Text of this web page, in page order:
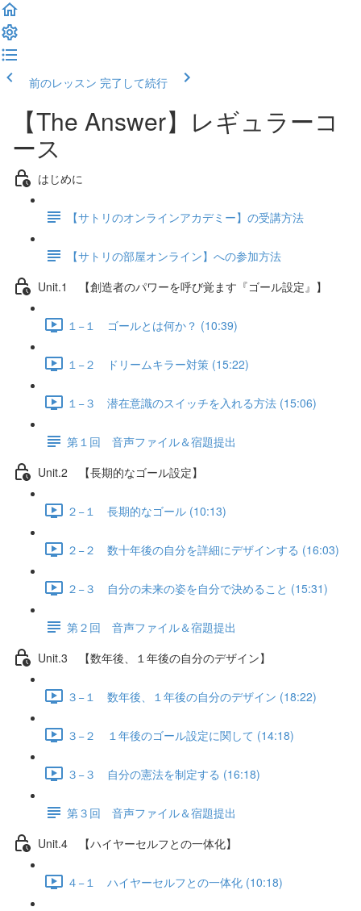
前のレッスン 完了して続行
【The Answer】レギュラーコ
ース
はじめに
【サトリのオンラインアカデミー】の受講方法
【サトリの部屋オンライン】への参加方法
Unit.1 【創造者のパワーを呼び覚ます『ゴール設定』】
１−１ ゴールとは何か？ (10:39)
１−２ ドリームキラー対策 (15:22)
１−３ 潜在意識のスイッチを入れる方法 (15:06)
第１回 音声ファイル＆宿題提出
Unit.2 【長期的なゴール設定】
２−１ 長期的なゴール (10:13)
２−２ 数十年後の自分を詳細にデザインする (16:03)
２−３ 自分の未来の姿を自分で決めること (15:31)
第２回 音声ファイル＆宿題提出
Unit.3 【数年後、１年後の自分のデザイン】
３−１ 数年後、１年後の自分のデザイン (18:22)
３−２ １年後のゴール設定に関して (14:18)
３−３ 自分の憲法を制定する (16:18)
第３回 音声ファイル＆宿題提出
Unit.4 【ハイヤーセルフとの一体化】
４−１ ハイヤーセルフとの一体化 (10:18)